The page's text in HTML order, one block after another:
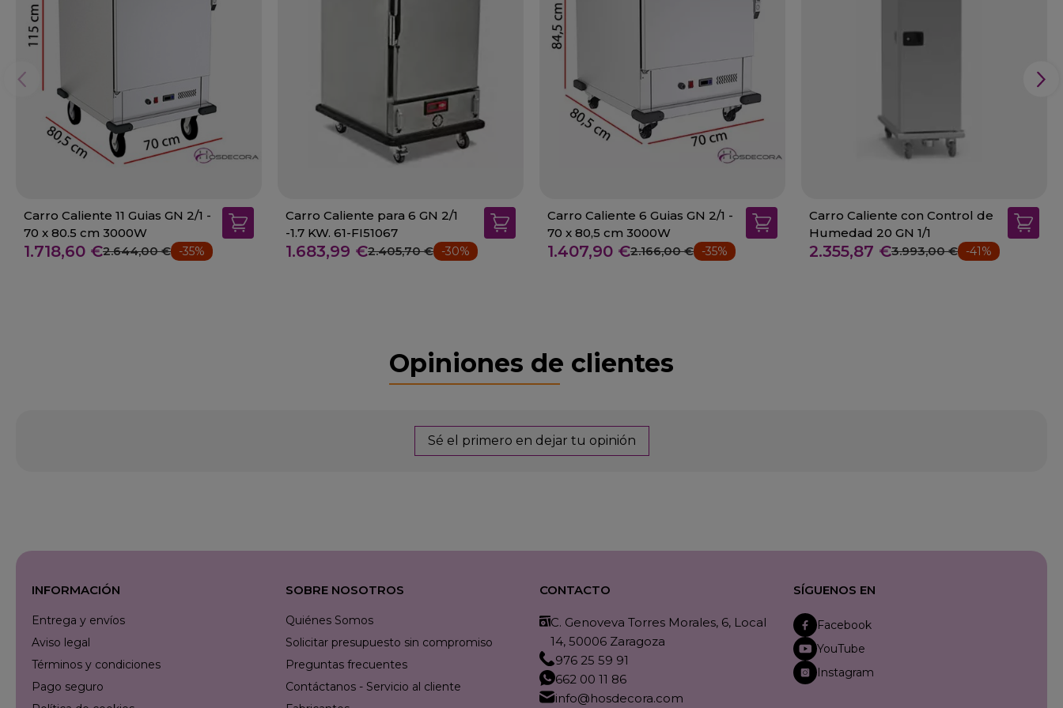
Carro Caliente 11 Guias GN 2/1 -
70 x 80.5 cm 3000W
1.718,60 €2.644,00 € -35%
Carro Caliente para 6 GN 2/1
-1.7 KW. 61-FI51067
1.683,99 €2.405,70 € -30%
Carro Caliente 6 Guias GN 2/1 -
70 x 80,5 cm 3000W
1.407,90 €2.166,00 € -35%
Carro Caliente con Control de
Humedad 20 GN 1/1
2.355,87 €3.993,00 € -41%
Opiniones de clientes
Sé el primero en dejar tu opinión
INFORMACIÓN
Entrega y envíos
Aviso legal
Términos y condiciones
Pago seguro
SOBRE NOSOTROS
Quiénes Somos
Solicitar presupuesto sin compromiso
Preguntas frecuentes
Contáctanos - Servicio al cliente
CONTACTO
C. Genoveva Torres Morales, 6, Local
14, 50006 Zaragoza
976 25 59 91
662 00 11 86
info@hosdecora.com
SÍGUENOS EN
Facebook
YouTube
Instagram